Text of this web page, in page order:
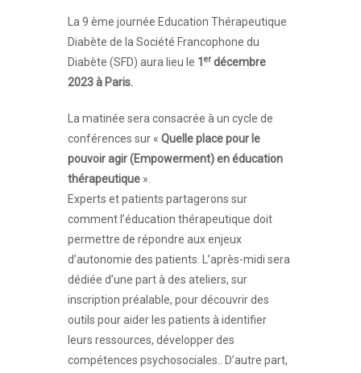
La 9 ème journée Education Thérapeutique
Diabète de la Société Francophone du
Diabète (SFD) aura lieu le 1 er décembre
2023 à Paris.
La matinée sera consacrée à un cycle de
conférences sur « Quelle place pour le
pouvoir agir (Empowerment) en éducation
thérapeutique ».
Experts et patients partagerons sur
comment l’éducation thérapeutique doit
permettre de répondre aux enjeux
d’autonomie des patients. L’après-midi sera
dédiée d’une part à des ateliers, sur
inscription préalable, pour découvrir des
outils pour aider les patients à identifier
leurs ressources, développer des
compétences psychosociales.. D’autre part,